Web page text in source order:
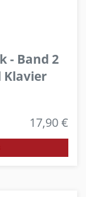
- Band 2
Klavier
17,90 €